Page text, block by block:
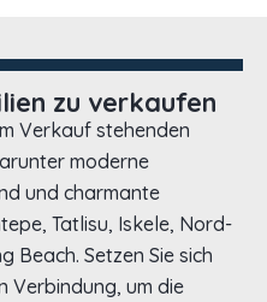
zu verkaufen
Verkauf stehenden
moderne
und charmante
Tatlisu, Iskele, Nord-
Beach. Setzen Sie sich
Verbindung, um die